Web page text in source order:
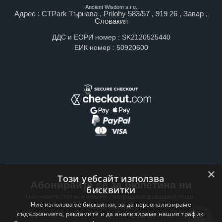
Ancient Wisdom s.r.o.
Адрес : CTPark Търнава , Prilohy 583/57 , 919 26 , Завар ,
Словакия
ДДС и ЕОРИ номер : SK2120525440
ЕИК номер : 50920600
Абонирайте се за бюлетина ни
всяка седмица .
×
Този уебсайт използва
бисквитки
Ние използваме бисквитки, за да персонализираме
съдържанието, рекламите и да анализираме нашия трафик.